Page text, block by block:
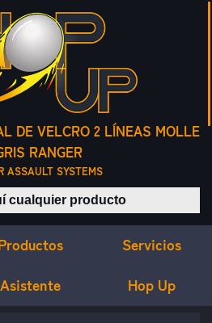
DE VELCRO 2 LÍNEAS MOLLE
RANGER
ASSAULT SYSTEMS
Buscar productos
Servicios
Asistente Hop Up